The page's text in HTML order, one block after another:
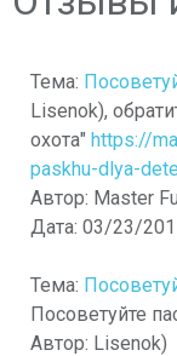
Тема:
Lisenok),
охота" https://
paskhu-dlya-
Автор: Master
Дата: 03/23/
Тема:
Посоветуйте
Автор: Lisenok)